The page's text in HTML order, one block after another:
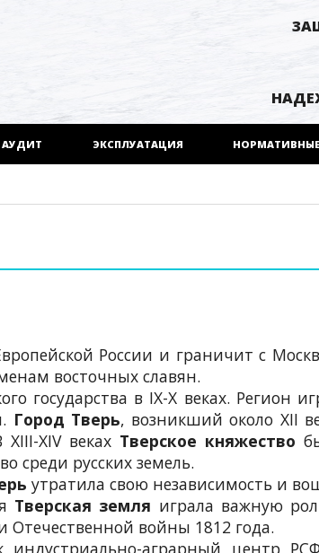
АУДИТ ЭКСПЛУАТАЦИЯ
России и граничит с
восточных славян.
государства в IX-X веках. Регион
Город Тверь, возникший около XII
XIV веках Тверское княжество
среди русских земель.
утратила свою независимость и
Тверская земля играла важную
Отечественной войны 1812 года.
индустриально-аграрный центр